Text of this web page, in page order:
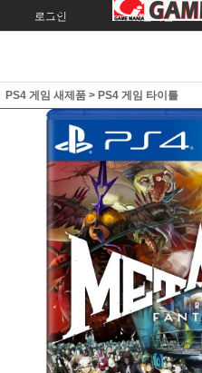
로그인 회원가입
PS4 게임 새제품 > PS4 게임 타이틀